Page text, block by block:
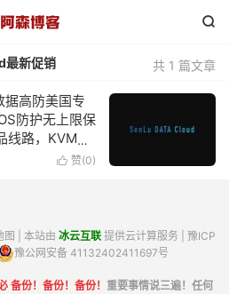

共 1 篇文章
最新促销
高防美国专
防护无上限保
路，KVM虚
/月-附简单测
 赞(0)
图 | 本站由 冰云互联提供云计算服务 | 豫ICP
豫公网安备 41132402411697号
备份！备份！备份！ 重要事情说三遍！任何